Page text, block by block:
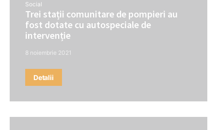
Social
Trei stații comunitare de pompieri au
fost dotate cu autospeciale de
intervenție
8 noiembrie 2021
Detalii